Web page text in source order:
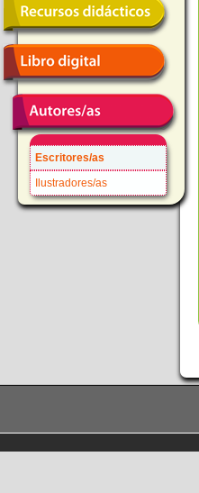
Escritores/as
Ilustradores/as